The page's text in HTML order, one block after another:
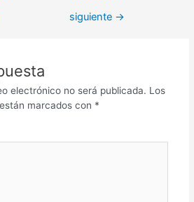
siguiente →
electrónico no será publicada. Los
marcados con *